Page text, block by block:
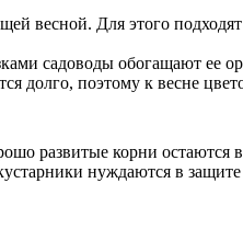
весной. Для этого
садоводы обогащают ее
долго, поэтому к весне
развитые корни
нуждаются в